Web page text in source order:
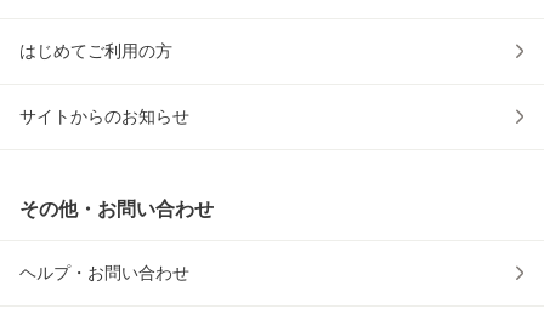
はじめてご利用の方
サイトからのお知らせ
その他・お問い合わせ
ヘルプ・お問い合わせ